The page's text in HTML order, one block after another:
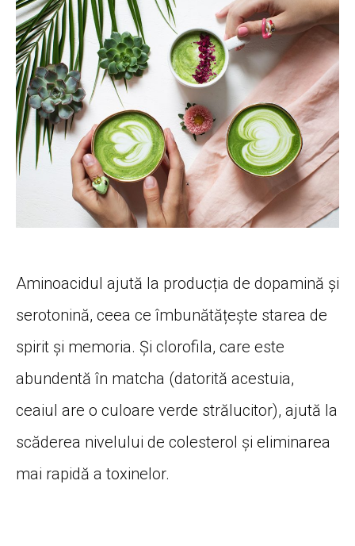
Aminoacidul ajută la producția de dopamină și
serotonină, ceea ce îmbunătățește starea de
spirit și memoria. Și clorofila, care este
abundentă în matcha (datorită acestuia,
ceaiul are o culoare verde strălucitor), ajută la
scăderea nivelului de colesterol și eliminarea
mai rapidă a toxinelor.